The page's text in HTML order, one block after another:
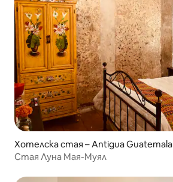
Хотелска стая – Antigua Guatemala
Стая Луна Мая-Муял